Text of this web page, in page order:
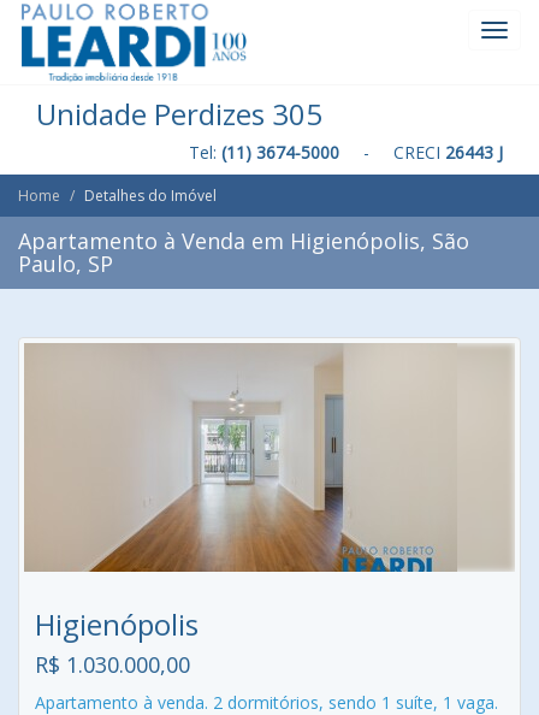
Unidade Perdizes 305
Tel: (11) 3674-5000 - CRECI 26443 J
Home Detalhes do Imóvel
Apartamento à Venda em Higienópolis, São
Paulo, SP
Higienópolis
R$ 1.030.000,00
Apartamento à venda. 2 dormitórios, sendo 1 suíte, 1 vaga.